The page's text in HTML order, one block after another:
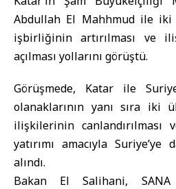
Abdullah El Mahhmud ile iki
işbirliğinin artırılması ve
Görüşmede, Katar ile
olanaklarının yanı sıra iki
ilişkilerinin canlandırılması
yatırımı amacıyla
alındı.
Bakan El Salihani, SANA